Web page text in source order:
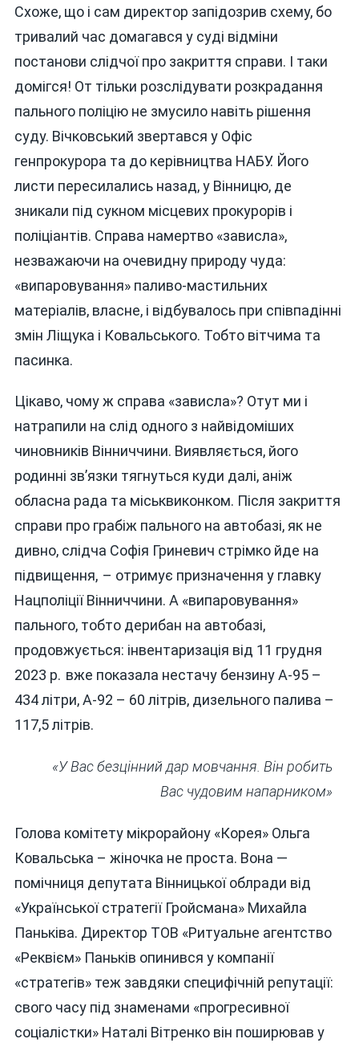
Схоже, що і сам директор запідозрив схему, бо
тривалий час домагався у суді відміни
постанови слідчої про закриття справи. І таки
домігся! От тільки розслідувати розкрадання
пального поліцію не змусило навіть рішення
суду. Вічковський звертався у Офіс
генпрокурора та до керівництва НАБУ. Його
листи пересилались назад, у Вінницю, де
зникали під сукном місцевих прокурорів і
поліціантів. Справа намертво «зависла»,
незважаючи на очевидну природу чуда:
«випаровування» паливо-мастильних
матеріалів, власне, і відбувалось при співпадінні
змін Ліщука і Ковальського. Тобто вітчима та
пасинка.
Цікаво, чому ж справа «зависла»? Отут ми і
натрапили на слід одного з найвідоміших
чиновників Вінниччини. Виявляється, його
родинні зв’язки тягнуться куди далі, аніж
обласна рада та міськвиконком. Після закриття
справи про грабіж пального на автобазі, як не
дивно, слідча Софія Гриневич стрімко йде на
підвищення, – отримує призначення у главку
Нацполіції Вінниччини. А «випаровування»
пального, тобто дерибан на автобазі,
продовжується: інвентаризація від 11 грудня
2023 р. вже показала нестачу бензину А‑95 –
434 літри, А‑92 – 60 літрів, дизельного палива –
117,5 літрів.
«У Вас безцінний дар мовчання. Він робить
Вас чудовим напарником»
Голова комітету мікрорайону «Корея» Ольга
Ковальська – жіночка не проста. Вона —
помічниця депутата Вінницької облради від
«Української стратегії Гройсмана» Михайла
Паньківа. Директор ТОВ «Ритуальне агентство
«Реквієм» Паньків опинився у компанії
«стратегів» теж завдяки специфічній репутації:
свого часу під знаменами «прогресивної
соціалістки» Наталі Вітренко він поширював у